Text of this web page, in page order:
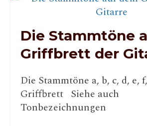
Die Stammtöne
Griffbrett der
Die Stammtöne a, b, c, d, e,
Griffbrett Siehe auch
Tonbezeichnungen